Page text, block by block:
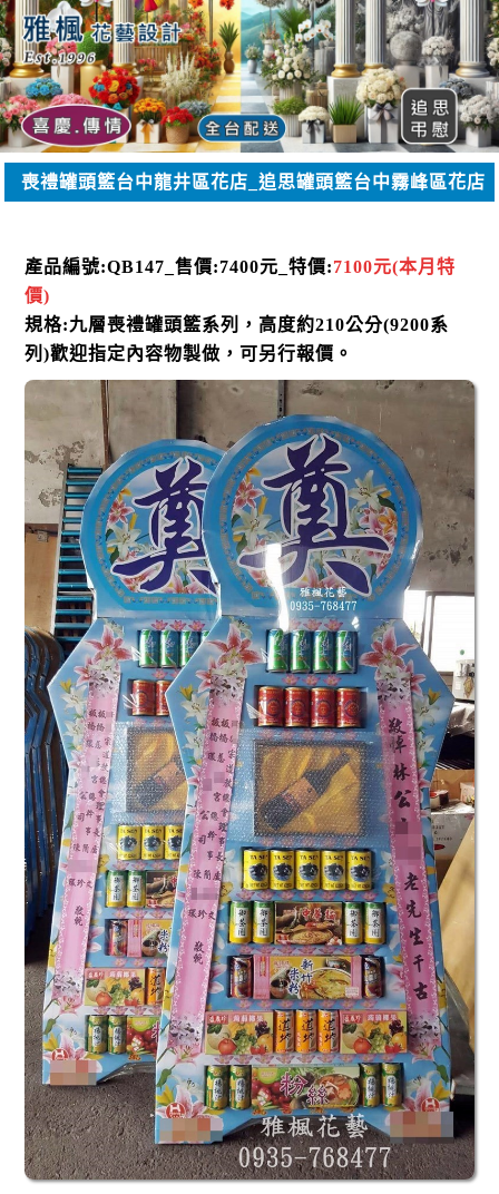
喪禮罐頭籃台中龍井區花店_追思罐頭籃台中霧峰區花店
產品編號:QB147 _售價:7400元 _特價:7100元(本月特
價)
規格:九層喪禮罐頭籃系列，高度約210公分(9200系
列)歡迎指定內容物製做，可另行報價 。